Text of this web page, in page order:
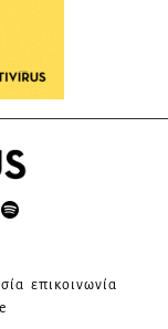
επικοινωνία